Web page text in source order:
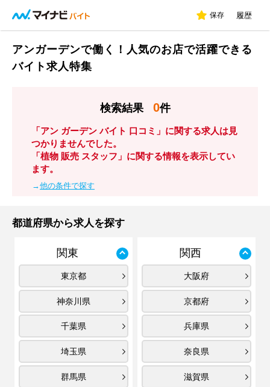
保存 履歴
アンガーデンで働く！人気のお店で活躍できる
バイト求人特集
検索結果 0件
「アン ガーデン バイト 口コミ」に関する求人は見
つかりませんでした。
「植物 販売 スタッフ」に関する情報を表示してい
ます。
→他の条件で探す
都道府県から求人を探す
関東
東京都
神奈川県
千葉県
埼玉県
群馬県
関西
大阪府
京都府
兵庫県
奈良県
滋賀県